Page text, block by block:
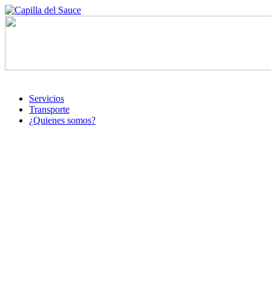
Servicios
Transporte
¿Quienes somos?